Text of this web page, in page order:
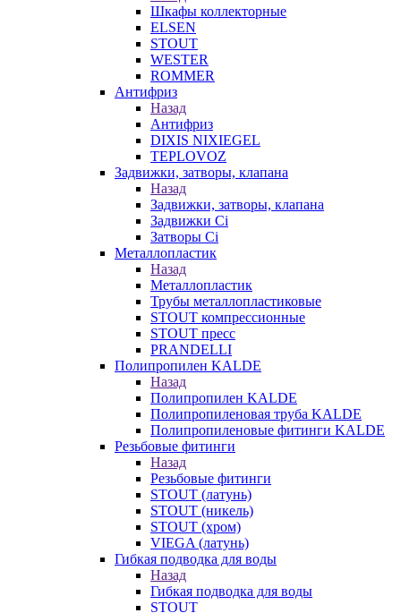
Шкафы коллекторные
ELSEN
STOUT
WESTER
ROMMER
Антифриз
Назад
Антифриз
DIXIS NIXIEGEL
TEPLOVOZ
Задвижки, затворы, клапана
Назад
Задвижки, затворы, клапана
Задвижки Ci
Затворы Ci
Металлопластик
Назад
Металлопластик
Трубы металлопластиковые
STOUT компрессионные
STOUT пресс
PRANDELLI
Полипропилен KALDE
Назад
Полипропилен KALDE
Полипропиленовая труба KALDE
Полипропиленовые фитинги KALDE
Резьбовые фитинги
Назад
Резьбовые фитинги
STOUT (латунь)
STOUT (никель)
STOUT (хром)
VIEGA (латунь)
Гибкая подводка для воды
Назад
Гибкая подводка для воды
STOUT